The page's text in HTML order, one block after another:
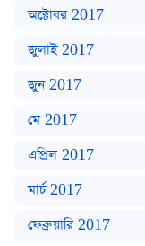
অক্টোবর 2017
জুলাই 2017
জুন 2017
মে 2017
এপ্রিল 2017
মার্চ 2017
ফেব্রুয়ারি 2017